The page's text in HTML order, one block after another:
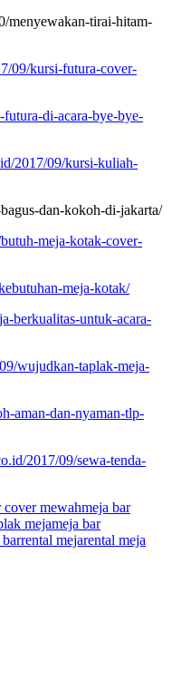
menyewakan-tirai-hitam-
09/kursi-futura-cover-
di-acara-bye-bye-
2017/09/kursi-kuliah-
dan-kokoh-di-jakarta/
meja-kotak-cover-
meja-kotak/
berkualitas-untuk-acara-
wujudkan-taplak-meja-
aman-dan-nyaman-tlp-
2017/09/sewa-tenda-
cover mewahmeja bar
mejameja bar
barrental mejarental meja